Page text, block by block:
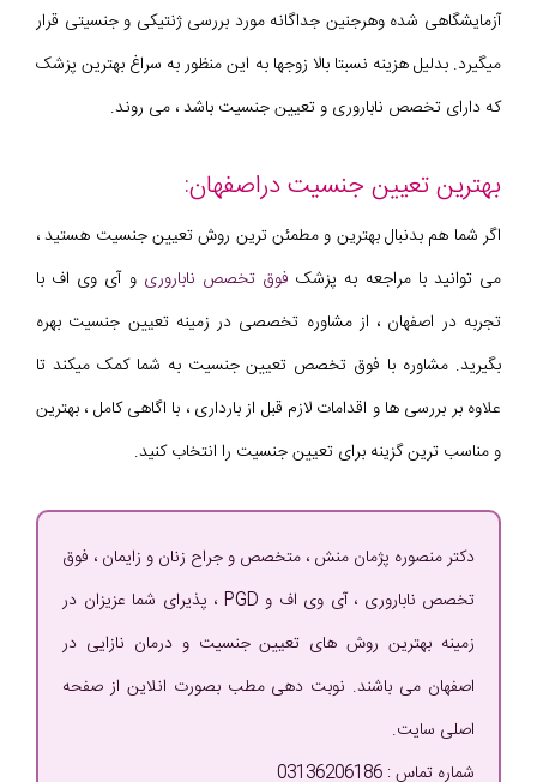
آزمایشگاهی شده وهرجنین جداگانه مورد بررسی ژنتیکی و جنسیتی قرار
میگیرد. بدلیل هزینه نسبتا بالا زوجها به این منظور به سراغ بهترین پزشک
که دارای تخصص ناباروری و تعیین جنسیت باشد ، می روند.
بهترین تعیین جنسیت دراصفهان:
اگر شما هم بدنبال بهترین و مطمئن ترین روش تعیین جنسیت هستید ،
می توانید با مراجعه به پزشک فوق تخصص ناباروری و آی وی اف با
تجربه در اصفهان ، از مشاوره تخصصی در زمینه تعیین جنسیت بهره
بگیرید. مشاوره با فوق تخصص تعیین جنسیت به شما کمک میکند تا
علاوه بر بررسی ها و اقدامات لازم قبل از بارداری ، با اگاهی کامل ، بهترین
و مناسب ترین گزینه برای تعیین جنسیت را انتخاب کنید.
دکتر منصوره پژمان منش ، متخصص و جراح زنان و زایمان ، فوق
تخصص ناباروری ، آی وی اف و PGD ، پذیرای شما عزیزان در
زمینه بهترین روش های تعیین جنسیت و درمان نازایی در
اصفهان می باشند. نوبت دهی مطب بصورت انلاین از صفحه
اصلی سایت.
شماره تماس : 03136206186